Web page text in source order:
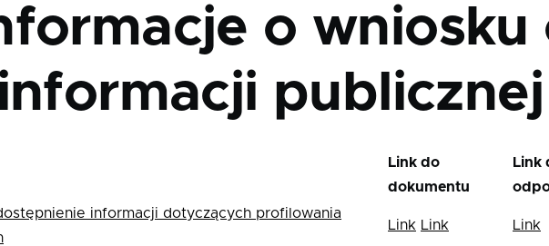
o wniosku
publicznej
Link do
dokumentu
Link
informacji dotyczących profilowania
Link Link Link